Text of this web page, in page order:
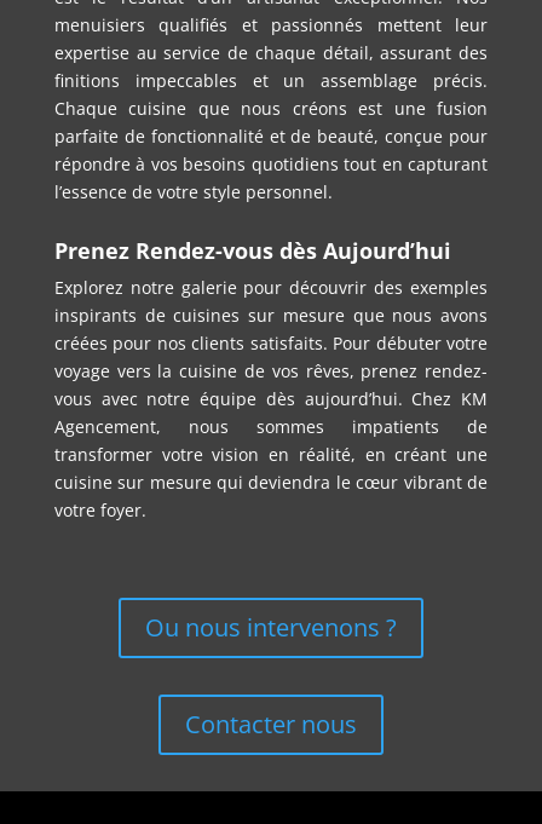
menuisiers qualifiés et passionnés mettent leur
expertise au service de chaque détail, assurant des
finitions impeccables et un assemblage précis.
Chaque cuisine que nous créons est une fusion
parfaite de fonctionnalité et de beauté, conçue pour
répondre à vos besoins quotidiens tout en capturant
l’essence de votre style personnel.
Prenez Rendez-vous dès Aujourd’hui
Explorez notre galerie pour découvrir des exemples
inspirants de cuisines sur mesure que nous avons
créées pour nos clients satisfaits. Pour débuter votre
voyage vers la cuisine de vos rêves, prenez rendez-
vous avec notre équipe dès aujourd’hui. Chez KM
Agencement, nous sommes impatients de
transformer votre vision en réalité, en créant une
cuisine sur mesure qui deviendra le cœur vibrant de
votre foyer.
Ou nous intervenons ?
Contacter nous